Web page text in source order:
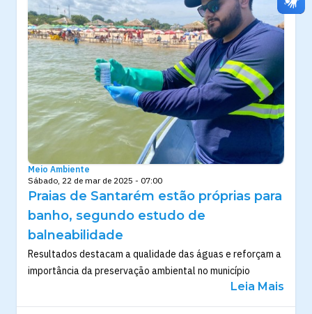
Meio Ambiente
Sábado, 22 de mar de 2025 - 07:00
Praias de Santarém estão próprias para
banho, segundo estudo de
balneabilidade
Resultados destacam a qualidade das águas e reforçam a
importância da preservação ambiental no município
Leia Mais